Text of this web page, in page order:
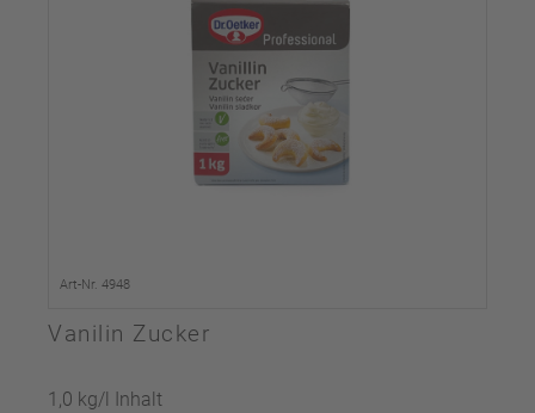
Art-Nr. 4948
Vanilin Zucker
1,0 kg/l Inhalt